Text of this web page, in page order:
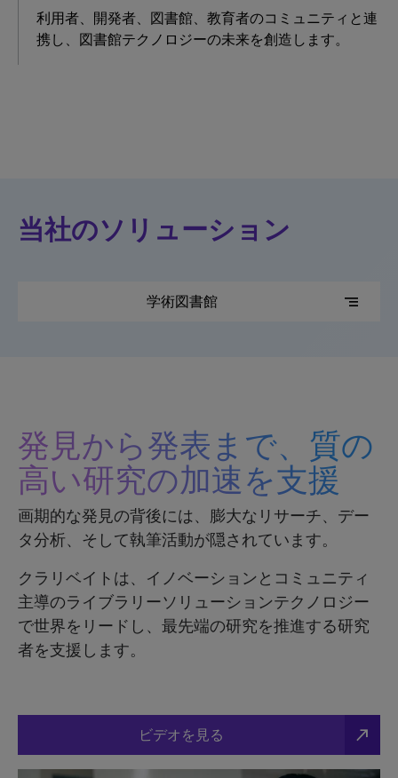
利用者、開発者、図書館、教育者のコミュニティと連
携し、図書館テクノロジーの未来を創造します。
当社のソリューション
学術図書館 segment
発見から発表まで、質の
高い研究の加速を支援
画期的な発見の背後には、膨大なリサーチ、デー
タ分析、そして執筆活動が隠されています。
クラリベイトは、イノベーションとコミュニティ
主導のライブラリーソリューションテクノロジー
で世界をリードし、最先端の研究を推進する研究
者を支援します。
ビデオを見る north_east